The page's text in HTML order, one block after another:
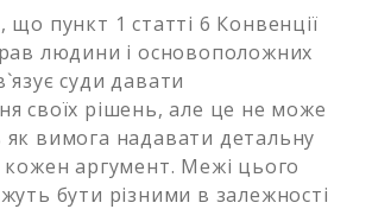
пункт 1 статті 6 Конвенції
людини і основоположних
суди давати
своїх рішень, але це не може
вимога надавати детальну
кожен аргумент. Межі цього
бути різними в залежності